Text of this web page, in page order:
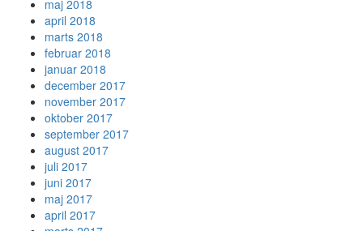
maj 2018
april 2018
marts 2018
februar 2018
januar 2018
december 2017
november 2017
oktober 2017
september 2017
august 2017
juli 2017
juni 2017
maj 2017
april 2017